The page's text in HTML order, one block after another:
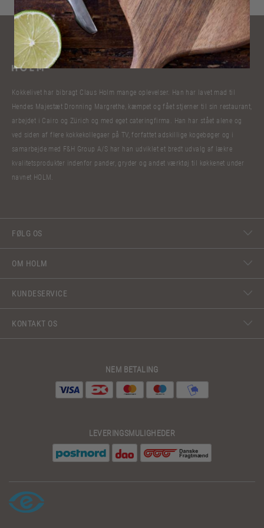
Kokkelivet har bibragt Claus Holm mange oplevelser. Han har lavet mad til
Hendes Majestæt Dronning Margrethe, kæmpet og fået stjerner til sin restaurant,
arbejdet i Cairo og Zürich og med eget cateringfirma. Han har stået alene og
ved siden af flere kokkekollegaer på TV, forfattet adskillige kogebøger og i
samarbejde med F&H Group A/S har han udviklet et bredt udvalg af lækre
kvalitetsprodukter indenfor pander, gryder og andet værktøj til køkkenet under
navnet HOLM.
FØLG OS
OM HOLM
KUNDESERVICE
KONTAKT OS
NEM BETALING
LEVERINGSMULIGHEDER